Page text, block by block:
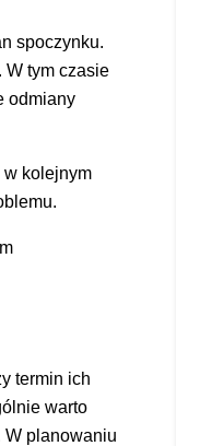
spoczynku.
W tym czasie
odmiany
w kolejnym
termin ich
warto
W planowaniu